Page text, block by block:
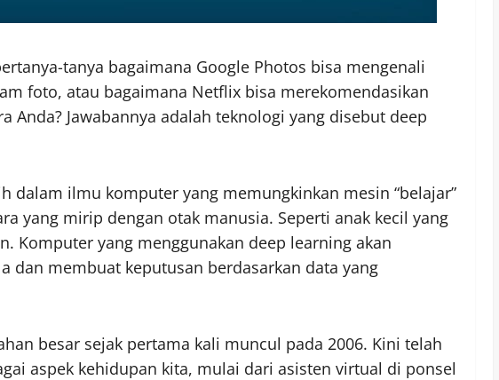
tanya bagaimana Google Photos bisa mengenali
foto, atau bagaimana Netflix bisa merekomendasikan
Anda? Jawabannya adalah teknologi yang disebut deep
dalam ilmu komputer yang memungkinkan mesin “belajar”
yang mirip dengan otak manusia. Seperti anak kecil yang
Komputer yang menggunakan deep learning akan
dan membuat keputusan berdasarkan data yang
besar sejak pertama kali muncul pada 2006. Kini telah
aspek kehidupan kita, mulai dari asisten virtual di ponsel